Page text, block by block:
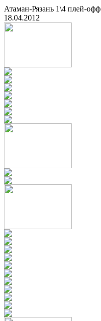
Атаман-Рязань 1\4 плей-офф
18.04.2012